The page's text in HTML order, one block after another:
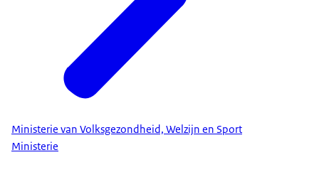
Ministerie van Volksgezondheid, Welzijn en Sport
Ministerie